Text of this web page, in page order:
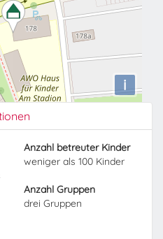
i
Anzahl betreuter Kinder
weniger als 100 Kinder
Anzahl Gruppen
drei Gruppen